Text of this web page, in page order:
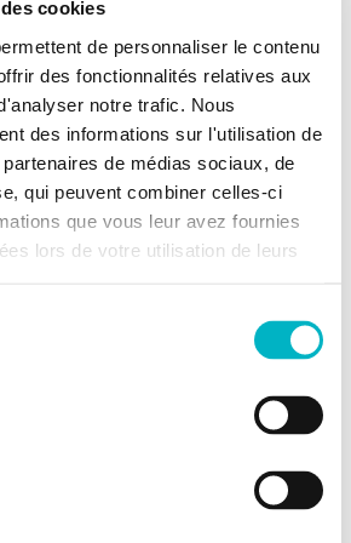
cookies
de personnaliser le contenu
des fonctionnalités relatives aux
notre trafic. Nous
des informations sur l'utilisation de
de médias sociaux, de
qui peuvent combiner celles-ci
que vous leur avez fournies
lors de votre utilisation de leurs
435 kWh/m
41 648 kWh/an
urbanistiques